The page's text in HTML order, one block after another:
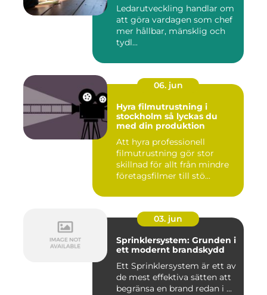
Ledarutveckling handlar om
att göra vardagen som chef
mer hållbar, mänsklig och
tydl...
06. jun
Hyra filmutrustning i
stockholm så lyckas du
med din produktion
Att hyra professionell
filmutrustning gör stor
skillnad för allt från mindre
företagsfilmer till stö...
03. jun
Sprinklersystem: Grunden i
ett modernt brandskydd
Ett Sprinklersystem är ett av
de mest effektiva sätten att
begränsa en brand redan i ...